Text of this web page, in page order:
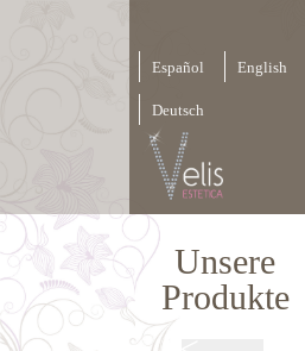
Español English
Deutsch
Unsere
Produkte